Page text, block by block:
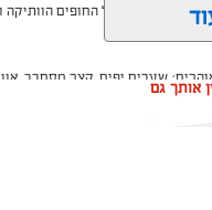
ליגת כדורגל החופים הוותיקה
שערים יפים, קצב מסחרר,
מפוארת.
אותך גם